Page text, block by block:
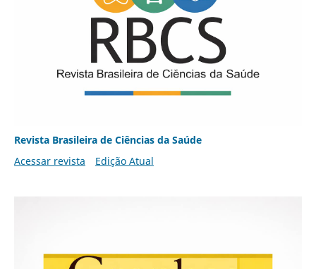
Revista Brasileira de Ciências da Saúde
Acessar revista
Edição Atual